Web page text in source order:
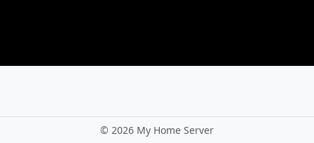
© 2026 My Home Server